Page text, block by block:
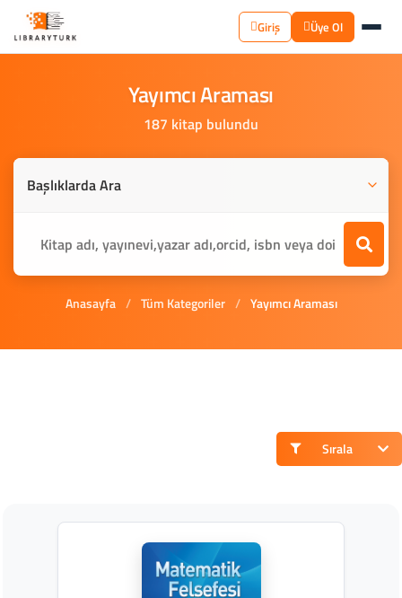
Giriş Üye Ol
YayımcıAraması
187 kitap bulundu
Anasayfa / Tüm Kategoriler / Yayımcı Araması
Sırala